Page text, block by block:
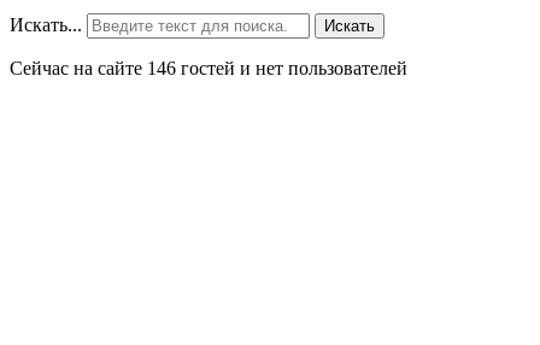
Искать... Искать
Сейчас на сайте 146 гостей и нет пользователей